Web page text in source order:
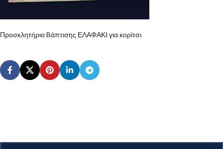
Προσκλητήριο Bάπτισης ΕΛΑΦΑΚΙ για κορίτσι